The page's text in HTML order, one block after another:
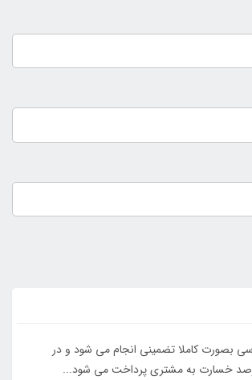
بصورت کاملا تضمینی انجام می شود و در